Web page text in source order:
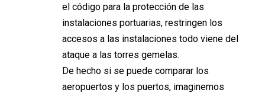
el código para la protección de las
instalaciones portuarias, restringen los
accesos a las instalaciones todo viene del
ataque a las torres gemelas.
De hecho si se puede comparar los
aeropuertos y los puertos, imaginemos